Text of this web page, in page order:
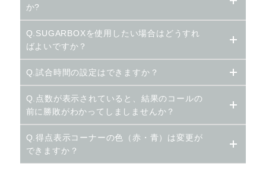
か?
Q.SUGARBOXを使用したい場合はどうすれ
ばよいですか？
Q.試合時間の設定はできますか？
Q.点数が表示されていると、結果のコールの
前に勝敗がわかってしましませんか？
Q.得点表示コーナーの色（赤・青）は変更が
できますか？